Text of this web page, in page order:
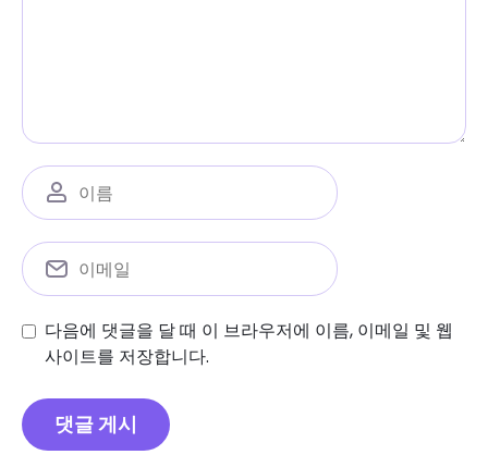
다음에 댓글을 달 때 이 브라우저에 이름, 이메일 및 웹
사이트를 저장합니다.